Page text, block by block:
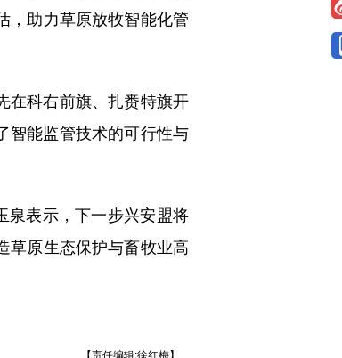
，助力草原放牧智能化管
科右前旗、扎赉特旗开
智能监管技术的可行性与
表示，下一步兴安盟将
草原生态保护与畜牧业高
【责任编辑:徐红梅】